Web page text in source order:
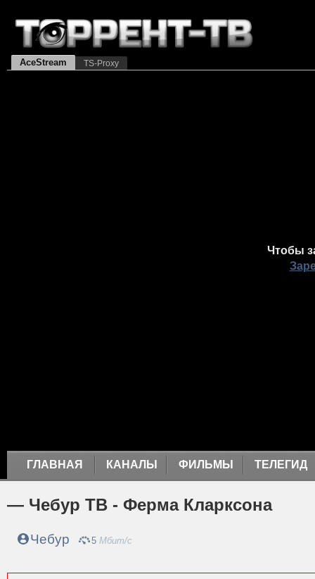
AceStream TS-Proxy
Чтобы
ГЛАВНАЯ КАНАЛЫ ФИЛЬМЫ ТЕЛЕГИД
— Чебур ТВ - Ферма Кларксона
Чебур 5 Мбит/с